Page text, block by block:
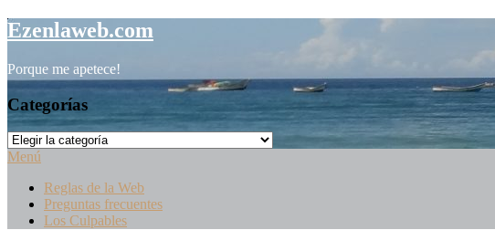
Saltar
al
Ezenlaweb.com
Porque me apetece!
Categorías
Categorías
Menú
Reglas de la Web
Preguntas frecuentes
Los Culpables